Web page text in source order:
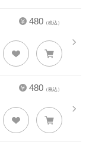
480 （税込）
480 （税込）